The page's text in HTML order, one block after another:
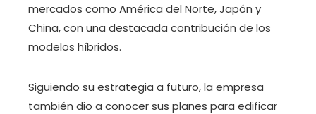
mercados como América del Norte, Japón y
China, con una destacada contribución de los
modelos híbridos.
Siguiendo su estrategia a futuro, la empresa
también dio a conocer sus planes para edificar